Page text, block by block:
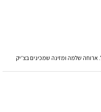
ארוחה שלמה ומזינה שמכינים בצ’יק